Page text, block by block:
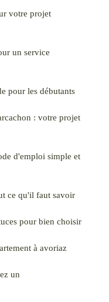
votre projet
un service
pour les débutants
: votre projet
d'emploi simple et
ce qu'il faut savoir
pour bien choisir
à avoriaz
un